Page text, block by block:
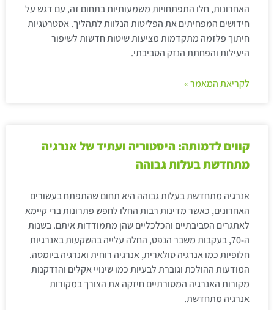
האחרונות, חלו התפתחויות משמעותיות בתחום זה, עם דגש על
חידושים המפחיתים את הפליטות הנלוות לתהליך. אסטרטגיות
חיתוך פלזמה מתקדמות מציעות שיטות חדשות לשיפור
היעילות והפחתת הנזק הסביבתי.
לקריאת המאמר »
קווים לדמותה: היסטוריה ועתיד של אנרגיה
מתחדשת בעלות גבוהה
אנרגיה מתחדשת בעלות גבוהה היא תחום שהתפתח בעשורים
האחרונים, כאשר מדינות רבות החלו לחפש פתרונות ברי קיימא
לאתגרים הסביבתיים והכלכליים שהן מתמודדות איתם. בשנות
ה-70, בעקבות משבר הנפט, החלה עלייה בהשקעות באנרגיות
חלופיות כמו אנרגיה סולארית, אנרגיה רוחית ואנרגיה ביומסה.
המודעות ההולכת וגוברת לבעיות כמו שינויי אקלים והזדקנות
מקורות האנרגיה המסורתיים חיזקה את הצורך במקורות
אנרגיה מתחדשת.